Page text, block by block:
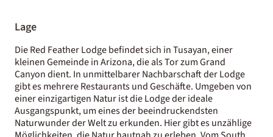
Lage
Die Red Feather Lodge befindet sich in Tusayan, einer
kleinen Gemeinde in Arizona, die als Tor zum Grand
Canyon dient. In unmittelbarer Nachbarschaft der Lodge
gibt es mehrere Restaurants und Geschäfte. Umgeben von
einer einzigartigen Natur ist die Lodge der ideale
Ausgangspunkt, um eines der beeindruckendsten
Naturwunder der Welt zu erkunden. Hier gibt es unzählige